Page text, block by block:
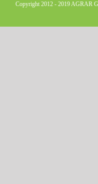
Copyright 2012 - 2019 AGRAR